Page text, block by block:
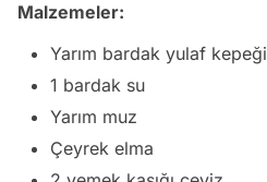
Malzemeler:
Yarım bardak yulaf kepeği
1 bardak su
Yarım muz
Çeyrek elma